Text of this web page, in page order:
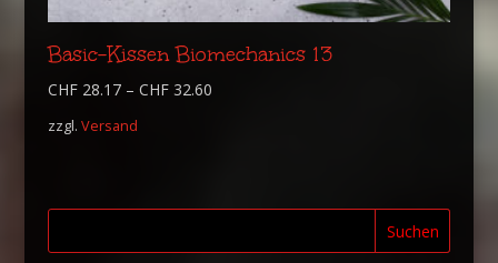
Basic-Kissen Biomechanics 13
CHF28.17– CHF32.60
zzgl. Versand
Suchen